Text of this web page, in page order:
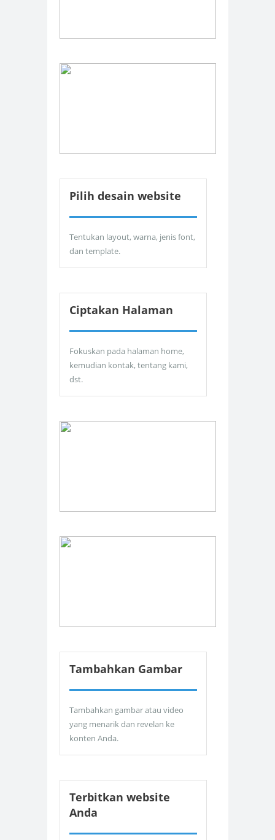
Pilih desain website
Tentukan layout, warna, jenis font,
dan template.
Ciptakan Halaman
Fokuskan pada halaman home,
kemudian kontak, tentang kami,
dst.
Tambahkan Gambar
Tambahkan gambar atau video
yang menarik dan revelan ke
konten Anda.
Terbitkan website
Anda